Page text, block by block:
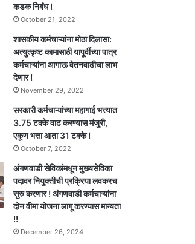
कडक निर्बंध !
October 21, 2022
शासकीय कर्मचाऱ्यांना मोठा दिलासा:
अत्युत्कृष्ट कामासाठी यापूर्वीच्या पात्र
कर्मचाऱ्यांना आगाऊ वेतनवाढीचा लाभ
देणार !
November 29, 2022
सरकारी कर्मचाऱ्यांच्या महागाई भत्त्यात
3.75 टक्के वाढ करण्यास मंजुरी,
एकूण भत्ता आता 31 टक्के !
October 7, 2022
अंगणवाडी सेविकांमधून मुख्यसेविका
पदावर नियुक्तीची प्रक्रिया लवकरच
सुरु करणार ! अंगणवाडी कर्मचाऱ्यांना
दोन वीमा योजना लागू करण्यास मान्यता
!!
December 26, 2024